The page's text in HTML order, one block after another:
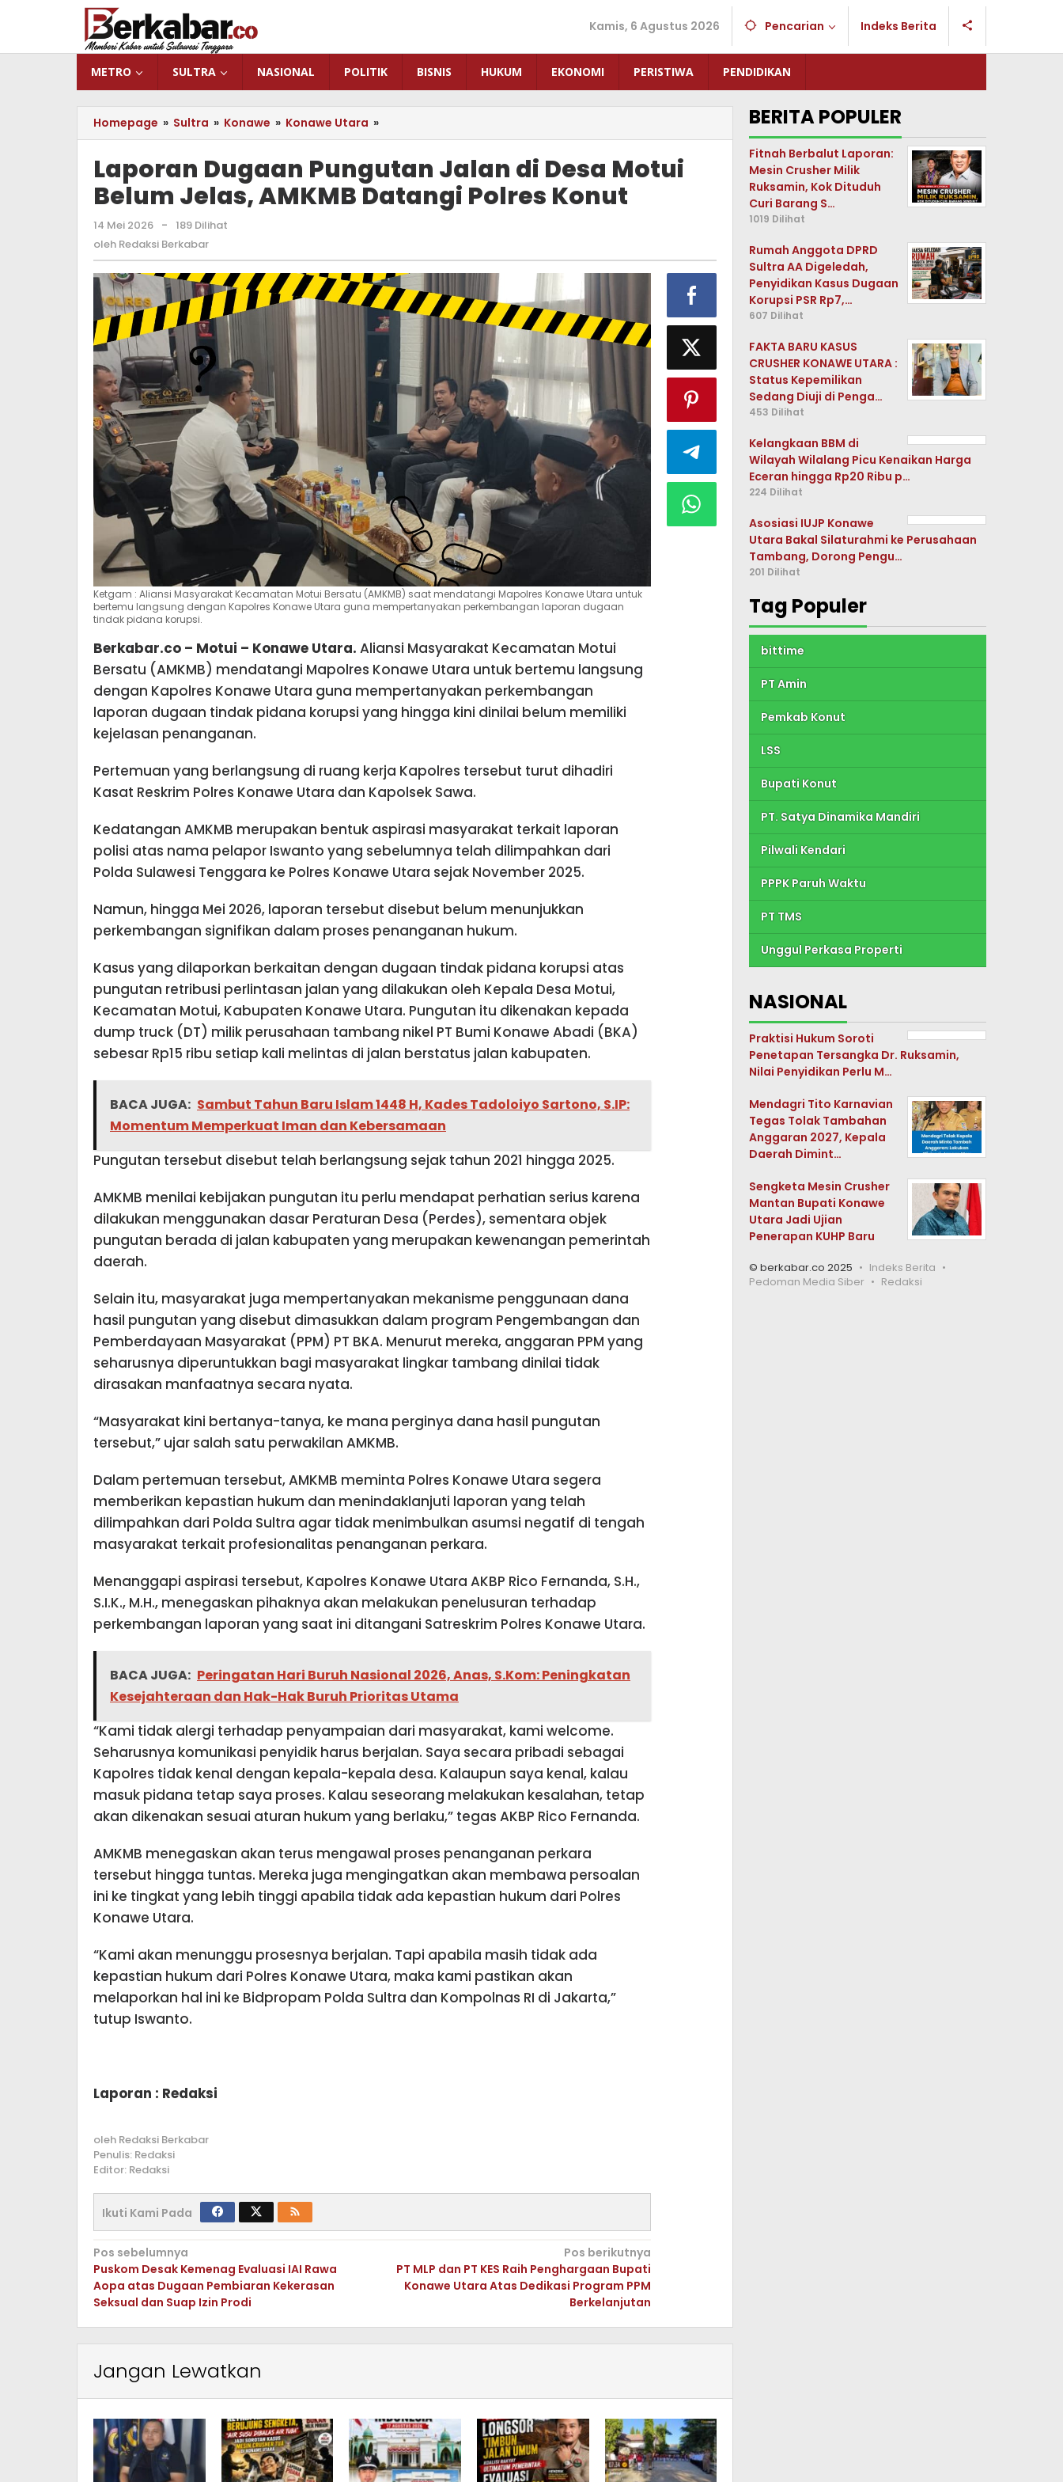
Kamis, 6 Agustus 2026 Pencarian Indeks Berita
METRO SULTRA NASIONAL POLITIK BISNIS HUKUM EKONOMI PERISTIWA PENDIDIKAN
Homepage » Sultra » Konawe » Konawe Utara »
Dugaan
Jalan
di
Desa
Jelas,
AMKMB
Datangi
Polres
Konut
Laporan Dugaan Pungutan Jalan di Desa Motui
Belum Jelas, AMKMB Datangi Polres Konut
14 Mei 2026 oleh
Redaksi
-
189 Dilihat
oleh Redaksi Berkabar
Ketgam : Aliansi Masyarakat Kecamatan Motui Bersatu (AMKMB) saat mendatangi Mapolres Konawe Utara untuk
bertemu langsung dengan Kapolres Konawe Utara guna mempertanyakan perkembangan laporan dugaan
tindak pidana korupsi.
Berkabar.co – Motui – Konawe Utara. Aliansi Masyarakat Kecamatan Motui
Bersatu (AMKMB) mendatangi Mapolres Konawe Utara untuk bertemu langsung
dengan Kapolres Konawe Utara guna mempertanyakan perkembangan
laporan dugaan tindak pidana korupsi yang hingga kini dinilai belum memiliki
kejelasan penanganan.
Pertemuan yang berlangsung di ruang kerja Kapolres tersebut turut dihadiri
Kasat Reskrim Polres Konawe Utara dan Kapolsek Sawa.
Kedatangan AMKMB merupakan bentuk aspirasi masyarakat terkait laporan
polisi atas nama pelapor Iswanto yang sebelumnya telah dilimpahkan dari
Polda Sulawesi Tenggara ke Polres Konawe Utara sejak November 2025.
Namun, hingga Mei 2026, laporan tersebut disebut belum menunjukkan
perkembangan signifikan dalam proses penanganan hukum.
Kasus yang dilaporkan berkaitan dengan dugaan tindak pidana korupsi atas
pungutan retribusi perlintasan jalan yang dilakukan oleh Kepala Desa Motui,
Kecamatan Motui, Kabupaten Konawe Utara. Pungutan itu dikenakan kepada
dump truck (DT) milik perusahaan tambang nikel PT Bumi Konawe Abadi (BKA)
sebesar Rp15 ribu setiap kali melintas di jalan berstatus jalan kabupaten.
BACA JUGA: Sambut Tahun Baru Islam 1448 H, Kades Tadoloiyo Sartono, S.IP:
Momentum Memperkuat Iman dan Kebersamaan
Pungutan tersebut disebut telah berlangsung sejak tahun 2021 hingga 2025.
AMKMB menilai kebijakan pungutan itu perlu mendapat perhatian serius karena
dilakukan menggunakan dasar Peraturan Desa (Perdes), sementara objek
pungutan berada di jalan kabupaten yang merupakan kewenangan pemerintah
daerah.
Selain itu, masyarakat juga mempertanyakan mekanisme penggunaan dana
hasil pungutan yang disebut dimasukkan dalam program Pengembangan dan
Pemberdayaan Masyarakat (PPM) PT BKA. Menurut mereka, anggaran PPM yang
seharusnya diperuntukkan bagi masyarakat lingkar tambang dinilai tidak
dirasakan manfaatnya secara nyata.
“Masyarakat kini bertanya-tanya, ke mana perginya dana hasil pungutan
tersebut,” ujar salah satu perwakilan AMKMB.
Dalam pertemuan tersebut, AMKMB meminta Polres Konawe Utara segera
memberikan kepastian hukum dan menindaklanjuti laporan yang telah
dilimpahkan dari Polda Sultra agar tidak menimbulkan asumsi negatif di tengah
masyarakat terkait profesionalitas penanganan perkara.
Menanggapi aspirasi tersebut, Kapolres Konawe Utara AKBP Rico Fernanda, S.H.,
S.I.K., M.H., menegaskan pihaknya akan melakukan penelusuran terhadap
perkembangan laporan yang saat ini ditangani Satreskrim Polres Konawe Utara.
BACA JUGA: Peringatan Hari Buruh Nasional 2026, Anas, S.Kom: Peningkatan
Kesejahteraan dan Hak-Hak Buruh Prioritas Utama
“Kami tidak alergi terhadap penyampaian dari masyarakat, kami welcome.
Seharusnya komunikasi penyidik harus berjalan. Saya secara pribadi sebagai
Kapolres tidak kenal dengan kepala-kepala desa. Kalaupun saya kenal, kalau
masuk pidana tetap saya proses. Kalau seseorang melakukan kesalahan, tetap
akan dikenakan sesuai aturan hukum yang berlaku,” tegas AKBP Rico Fernanda.
AMKMB menegaskan akan terus mengawal proses penanganan perkara
tersebut hingga tuntas. Mereka juga mengingatkan akan membawa persoalan
ini ke tingkat yang lebih tinggi apabila tidak ada kepastian hukum dari Polres
Konawe Utara.
“Kami akan menunggu prosesnya berjalan. Tapi apabila masih tidak ada
kepastian hukum dari Polres Konawe Utara, maka kami pastikan akan
melaporkan hal ini ke Bidpropam Polda Sultra dan Kompolnas RI di Jakarta,”
tutup Iswanto.
Laporan : Redaksi
oleh Redaksi Berkabar
Penulis: Redaksi
Editor: Redaksi
Ikuti Kami Pada
Navigasi
pos
Pos sebelumnya
Puskom Desak Kemenag Evaluasi IAI Rawa
Aopa atas Dugaan Pembiaran Kekerasan
Seksual dan Suap Izin Prodi
Pos berikutnya
PT MLP dan PT KES Raih Penghargaan Bupati
Konawe Utara Atas Dedikasi Program PPM
Berkelanjutan
Jangan Lewatkan
BERITA POPULER
Fitnah Berbalut Laporan:
Mesin Crusher Milik
Ruksamin, Kok Dituduh
Curi Barang S…
1019 Dilihat
Rumah Anggota DPRD
Sultra AA Digeledah,
Penyidikan Kasus Dugaan
Korupsi PSR Rp7,…
607 Dilihat
FAKTA BARU KASUS
CRUSHER KONAWE UTARA :
Status Kepemilikan
Sedang Diuji di Penga…
453 Dilihat
Kelangkaan BBM di
Wilayah Wilalang Picu Kenaikan Harga
Eceran hingga Rp20 Ribu p…
224 Dilihat
Asosiasi IUJP Konawe
Utara Bakal Silaturahmi ke Perusahaan
Tambang, Dorong Pengu…
201 Dilihat
Tag Populer
bittime
PT Amin
Pemkab Konut
LSS
Bupati Konut
PT. Satya Dinamika Mandiri
Pilwali Kendari
PPPK Paruh Waktu
PT TMS
Unggul Perkasa Properti
NASIONAL
Praktisi Hukum Soroti
Penetapan Tersangka Dr. Ruksamin,
Nilai Penyidikan Perlu M…
Mendagri Tito Karnavian
Tegas Tolak Tambahan
Anggaran 2027, Kepala
Daerah Dimint…
Sengketa Mesin Crusher
Mantan Bupati Konawe
Utara Jadi Ujian
Penerapan KUHP Baru
© berkabar.co 2025
Indeks Berita
Pedoman Media Siber
Redaksi